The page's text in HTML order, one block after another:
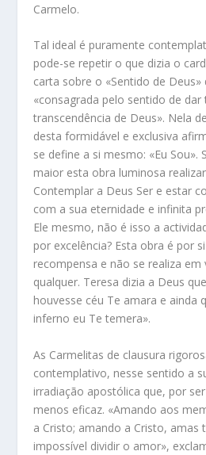
Carmelo.
Tal ideal é puramente
pode-se repetir o que dizia o
carta sobre o «Sentido de Deus»
«consagrada pelo sentido de
transcendência de Deus». Nela
desta formidável e exclusiva
se define a si mesmo: «Eu Sou».
maior esta obra luminosa
Contemplar a Deus Ser e estar
com a sua eternidade e infinita
Ele mesmo, não é isso a
por excelência? Esta obra é por
recompensa e não se realiza
qualquer. Teresa dizia a Deus
houvesse céu Te amara e ainda
inferno eu Te temera».
As Carmelitas de clausura
contemplativo, nesse sentido a
irradiação apostólica que, por
menos eficaz. «Amando aos
a Cristo; amando a Cristo, amas
impossível dividir o amor»,